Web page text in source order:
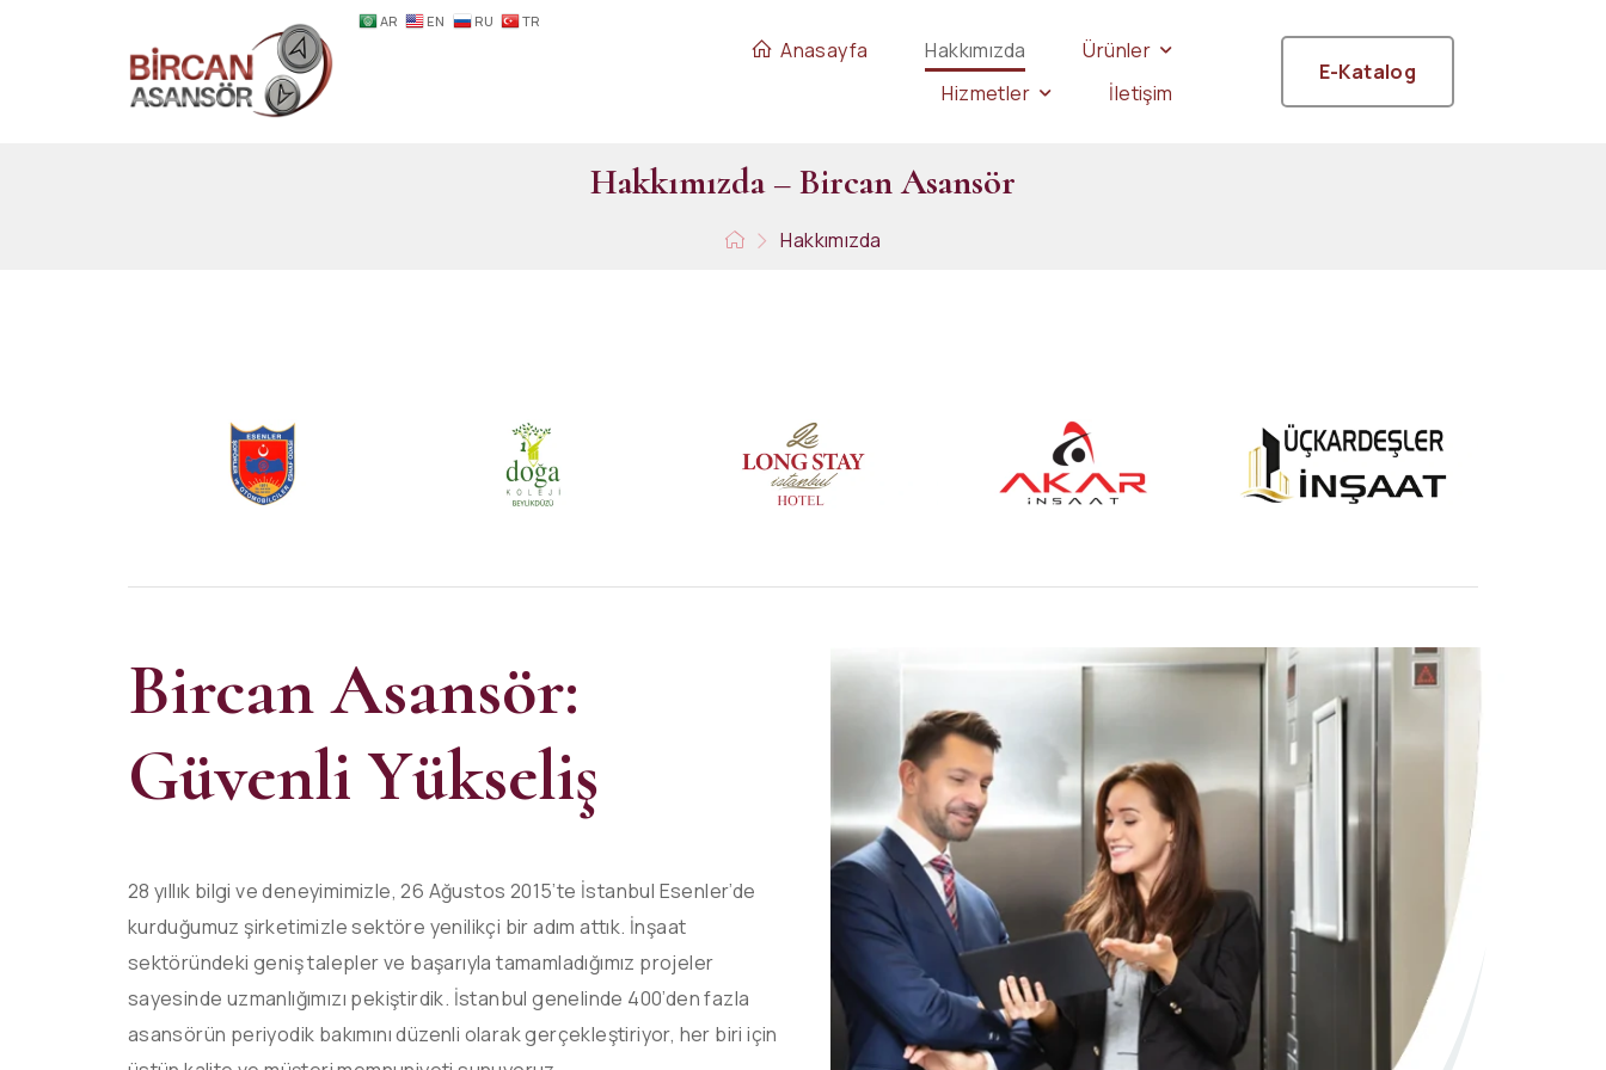
AR EN RU TR
Anasayfa Hakkımızda
Ürünler
Hizmetler
İletişim
E-Katalog
Hakkımızda –BircanAsansör
Hakkımızda
Bircan Asansör:
Güvenli Yükseliş
28 yıllık bilgi ve deneyimimizle, 26 Ağustos 2015’te İstanbul Esenler’de
kurduğumuz şirketimizle sektöre yenilikçi bir adım attık. İnşaat
sektöründeki geniş talepler ve başarıyla tamamladığımız projeler
sayesinde uzmanlığımızı pekiştirdik. İstanbul genelinde 400’den fazla
asansörün periyodik bakımını düzenli olarak gerçekleştiriyor, her biri için